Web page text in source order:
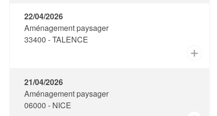
22/04/2026
Aménagement paysager
33400 - TALENCE
✕
21/04/2026
Aménagement paysager
06000 - NICE